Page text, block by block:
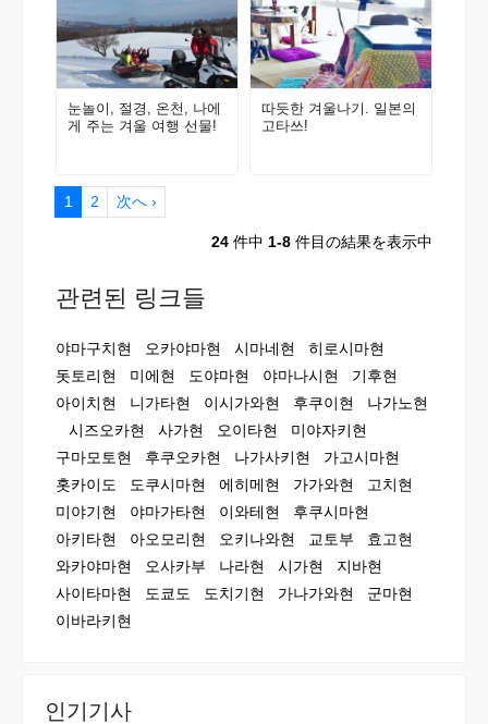
눈놀이, 절경, 온천, 나에
게 주는 겨울 여행 선물!
따듯한 겨울나기. 일본의
고타쓰!
1 2 次へ ›
24 件中 1-8 件目の結果を表示中
관련된 링크들
야마구치현 오카야마현 시마네현
히로시마현
돗토리현
미에현 도야마현 야마나시현
기후현
아이치현
니가타현 이시가와현 후쿠이현
나가노현
시즈오카현
사가현 오이타현
미야자키현
구마모토현
후쿠오카현 나가사키현
가고시마현
홋카이도
도쿠시마현 에히메현 가가와현
고치현
미야기현
야마가타현 이와테현
후쿠시마현
아키타현
아오모리현 오키나와현 교토부
효고현
와카야마현
오사카부 나라현 시가현
지바현
사이타마현
도쿄도 도치기현 가나가와현
군마현
이바라키현
인기기사